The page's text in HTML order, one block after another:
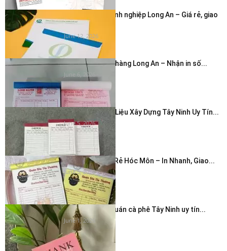
In phong bì doanh nghiệp Long An – Giá rẻ, giao
nhanh...
June 12, 2026
In hóa đơn cửa hàng Long An – Nhận in số...
June 6, 2026
In Hóa Đơn Vật Liệu Xây Dựng Tây Ninh Uy Tín...
June 5, 2026
In Hóa Đơn Giá Rẻ Hóc Môn – In Nhanh, Giao...
June 5, 2026
In thẻ cảm ơn quán cà phê Tây Ninh uy tín...
June 1, 2026